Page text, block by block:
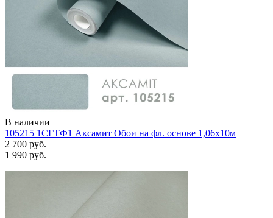
В наличии
105215 1СГТФ1 Аксамит Обои на фл. основе 1,06х10м
2 700 руб.
1 990 руб.